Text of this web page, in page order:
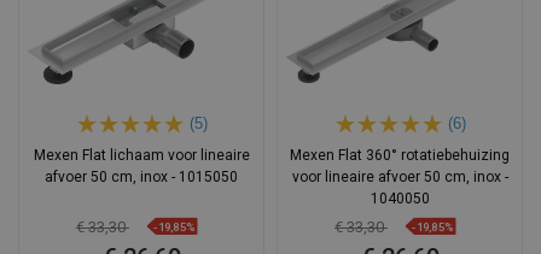
(5)
Mexen Flat lichaam voor lineaire
afvoer 50 cm, inox - 1015050
€ 33,30 -19,85%
(6)
Mexen Flat 360° rotatiebehuizing
voor lineaire afvoer 50 cm, inox -
1040050
€ 33,30 -19,85%